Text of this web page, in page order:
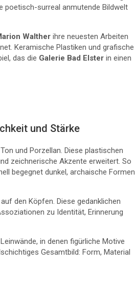
poetisch-surreal anmutende Bildwelt
Walther ihre neuesten Arbeiten
Keramische Plastiken und grafische
das die Galerie Bad Elster in einen
und Stärke
und Porzellan. Diese plastischen
zeichnerische Akzente erweitert. So
begegnet dunkel, archaische Formen
den Köpfen. Diese gedanklichen
zu Identität, Erinnerung
in denen figürliche Motive
Gesamtbild: Form, Material